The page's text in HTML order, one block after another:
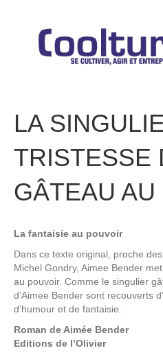
LA
TRISTESSE
GÂTEAU AU
La fantaisie au pouvoir
Dans ce texte original, proche
Michel Gondry, Aimee Bender
au pouvoir. Comme le singulier
d’Aimee Bender sont recouverts
d’humour et de fantaisie.
Roman de Aimée Bender
Editions de l’Olivier